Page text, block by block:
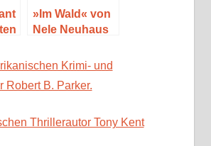
»Im Wald« von
Nele Neuhaus
Krimi- und
Robert B. Parker.
Thrillerautor Tony Kent